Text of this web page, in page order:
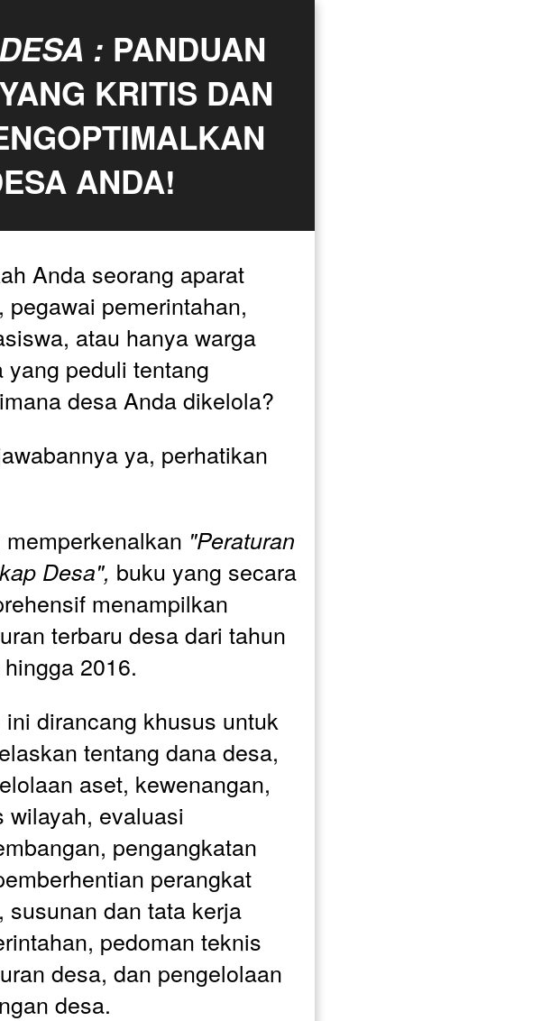
: PANDUAN
KRITIS DAN
ANDA!
Anda seorang aparat
pegawai pemerintahan,
atau hanya warga
yang peduli tentang
desa Anda dikelola?
ya, perhatikan
memperkenalkan "Peraturan
Desa", buku yang secara
menampilkan
terbaru desa dari tahun
2016.
ini dirancang khusus untuk
tentang dana desa,
aset, kewenangan,
wilayah, evaluasi
pengangkatan
perangkat
susunan dan tata kerja
pedoman teknis
desa, dan pengelolaan
desa.